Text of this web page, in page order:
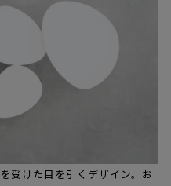
受けた目を引くデザイン。お